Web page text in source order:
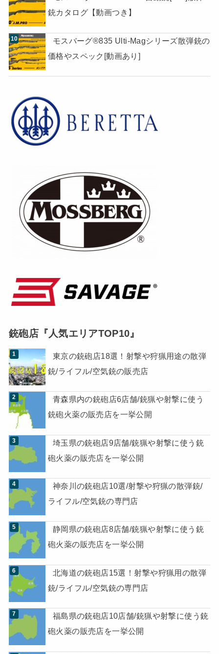
銃カタログ【動画つき】
モスバーグ®835 Ulti-Magシリーズ散弾銃の
価格やスペック[動画あり]
銃砲店『人気エリアTOP10』
東京の銃砲店18選！射撃や狩猟用途の散弾
銃/ライフル/空気銃の販売店
青森県内の銃砲店6店舗/銃猟や射撃に使う
銃砲火薬の販売店を一挙公開
埼玉県の銃砲店9店舗/銃猟や射撃に使う銃
砲火薬の販売店を一挙公開
神奈川の銃砲店10選/射撃や狩猟の散弾銃/
ライフル/空気銃の専門店
静岡県の銃砲店8店舗/銃猟や射撃に使う銃
砲火薬の販売店を一挙公開
北海道の銃砲店15選！射撃や狩猟用の散弾
銃/ライフル/空気銃の専門店
福島県の銃砲店10店舗/銃猟や射撃に使う銃
砲火薬の販売店を一挙公開